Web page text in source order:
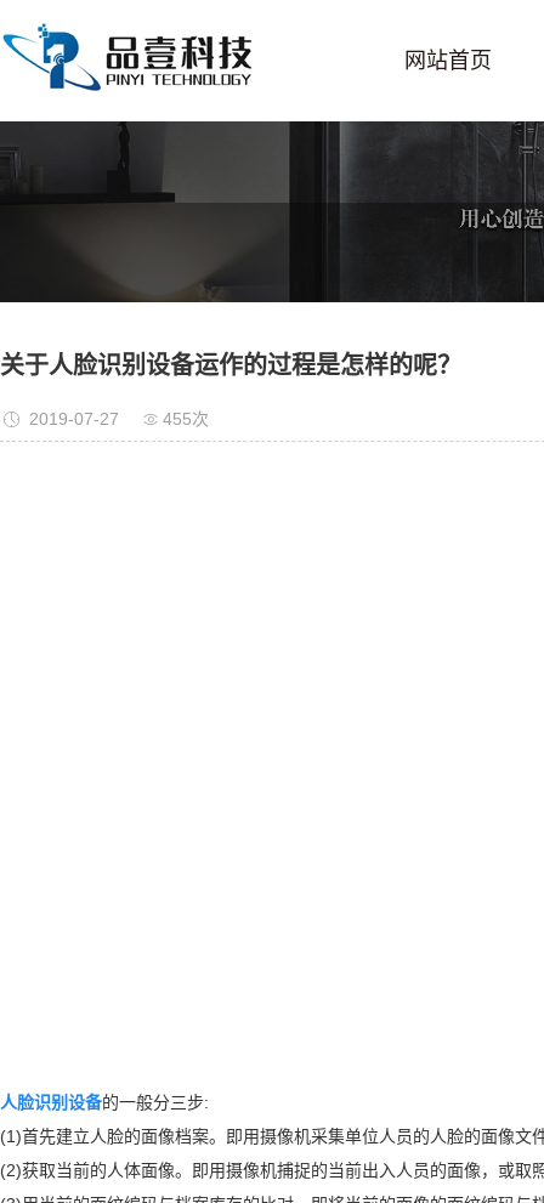
网站首页
关于人脸识别设备运作的过程是怎样的呢？
2019-07-27 455次
人脸识别设备的一般分三步:
(1)首先建立人脸的面像档案。即用摄像机采集单位人员的人脸的面像
(2)获取当前的人体面像。即用摄像机捕捉的当前出入人员的面像，或取